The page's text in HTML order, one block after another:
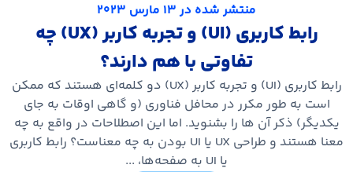
منتشر شده در13 مارس 2023
رابط کاربری (UI) و تجربه کاربر (UX) چه
تفاوتی با هم دارند؟
رابط کاربری (UI) و تجربه کاربر (UX) دو کلمه‌ای هستند که ممکن
است به طور مکرر در محافل فناوری (و گاهی اوقات به جای
یکدیگر) ذکر آن ها را بشنوید. اما این اصطلاحات در واقع به چه
معنا هستند و طراحی UX یا UI بودن به چه معناست؟ رابط کاربری
یا UI به صفحه‌ها، ...